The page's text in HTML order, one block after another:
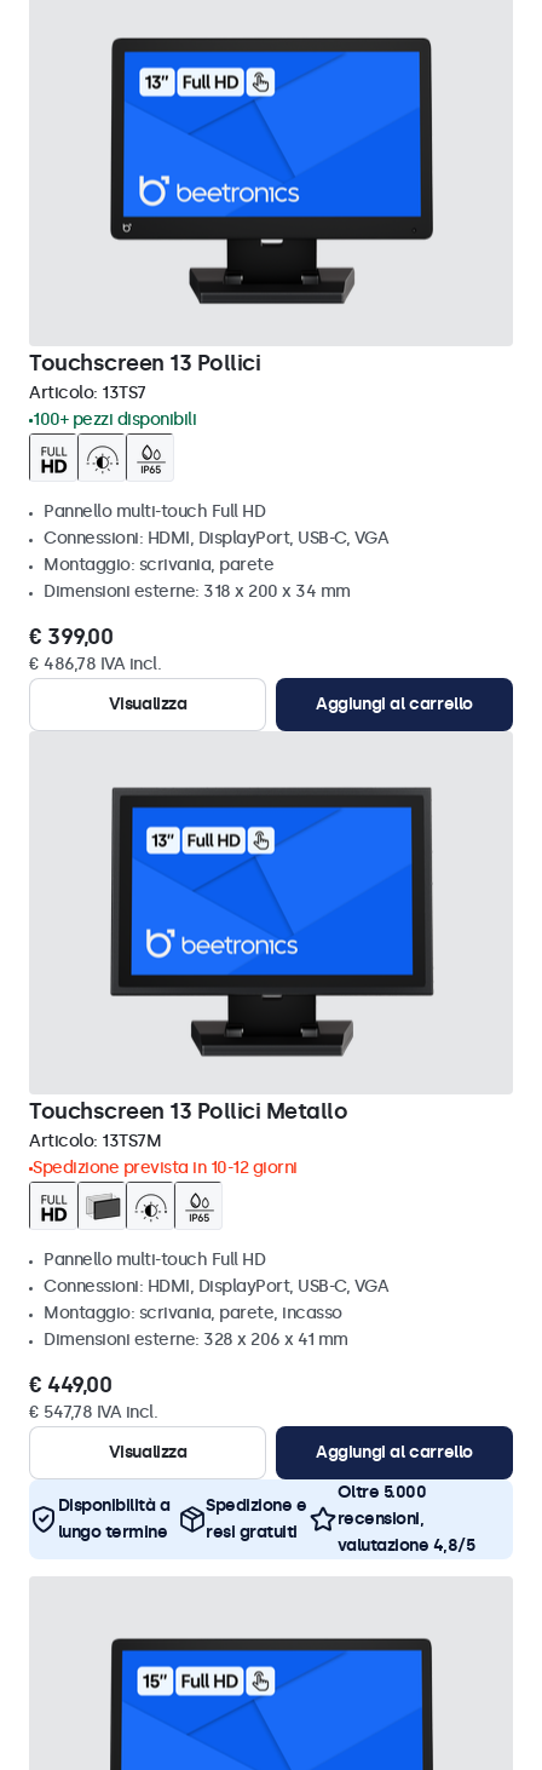
Touchscreen 13 Pollici
Articolo: 13TS7
100+ pezzi disponibili
Pannello multi-touch Full HD
Connessioni: HDMI, DisplayPort, USB-C, VGA
Montaggio: scrivania, parete
Dimensioni esterne: 318 x 200 x 34 mm
€ 399,00
€ 486,78 IVA incl.
Visualizza
Aggiungi al carrello
Touchscreen 13 Pollici Metallo
Articolo: 13TS7M
Spedizione prevista in 10-12 giorni
Pannello multi-touch Full HD
Connessioni: HDMI, DisplayPort, USB-C, VGA
Montaggio: scrivania, parete, incasso
Dimensioni esterne: 328 x 206 x 41 mm
€ 449,00
€ 547,78 IVA incl.
Visualizza
Aggiungi al carrello
Disponibilità a
lungo termine
Spedizione e
resi gratuiti
Oltre 5.000
recensioni,
valutazione 4,8/5